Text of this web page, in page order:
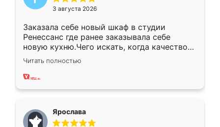
3 августа 2026
Заказала себе новый шкаф в студии
Ренессанс где ранее заказывала себе
новую кухню.Чего искать, когда качеством
вполне довольна. Служит кухня уже почти
два года, нареканий нет.
Читать полностью
Ярослава